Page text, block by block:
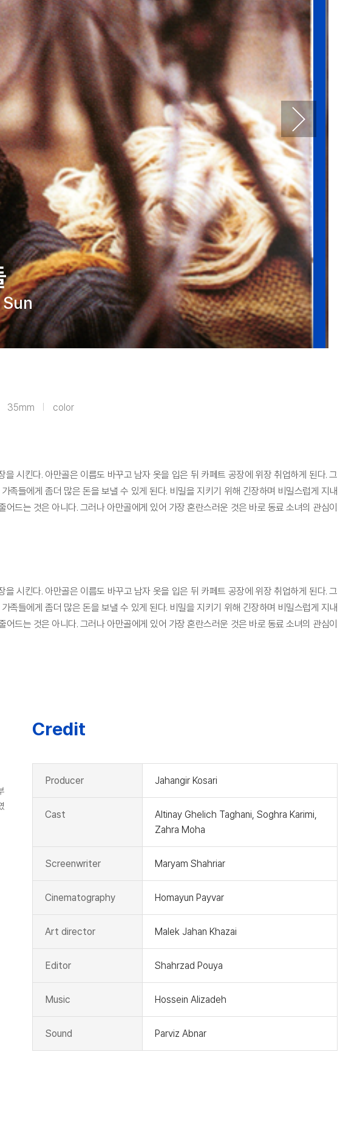
35mm color
시킨다. 아만골은 이름도 바꾸고 남자 옷을 입은 뒤 카페트 공장에 위장 취업하게 된다. 그
들에게 좀더 많은 돈을 보낼 수 있게 된다. 비밀을 지키기 위해 긴장하며 비밀스럽게 지내
드는 것은 아니다. 그러나 아만골에게 있어 가장 혼란스러운 것은 바로 동료 소녀의 관심이
시킨다. 아만골은 이름도 바꾸고 남자 옷을 입은 뒤 카페트 공장에 위장 취업하게 된다. 그
들에게 좀더 많은 돈을 보낼 수 있게 된다. 비밀을 지키기 위해 긴장하며 비밀스럽게 지내
드는 것은 아니다. 그러나 아만골에게 있어 가장 혼란스러운 것은 바로 동료 소녀의 관심이
Credit
Producer Jahangir Kosari
Cast
Altinay Ghelich Taghani, Soghra Karimi,
Zahra Moha
Screenwriter Maryam Shahriar
Cinematography Homayun Payvar
Art director Malek Jahan Khazai
Editor Shahrzad Pouya
Music Hossein Alizadeh
Sound Parviz Abnar